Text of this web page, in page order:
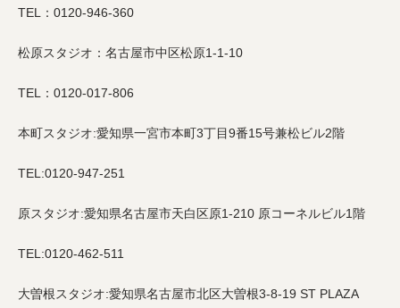
TEL：0120-946-360
松原スタジオ：名古屋市中区松原1-1-10
TEL：0120-017-806
本町スタジオ:愛知県一宮市本町3丁目9番15号兼松ビル2階
TEL:0120-947-251
原スタジオ:愛知県名古屋市天白区原1-210 原コーネルビル1階
TEL:0120-462-511
大曽根スタジオ:愛知県名古屋市北区大曽根3-8-19 ST PLAZA